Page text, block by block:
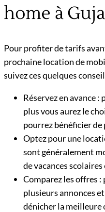
home à
Pour profiter de tarifs
prochaine location de
suivez ces quelques
Réservez en avance
plus vous aurez le
pourrez bénéficier
Optez pour une
sont généralement
de vacances
Comparez les offres
plusieurs annonces
dénicher la meilleure